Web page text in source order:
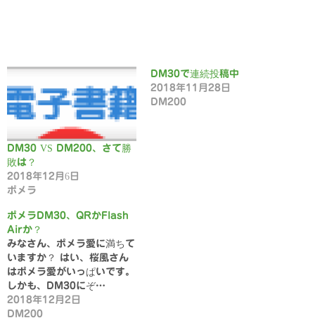
DM30 VS DM200、さて勝
敗は？
2018年12月6日
ポメラ
DM30で連続投稿中
2018年11月28日
DM200
ポメラDM30、QRかFlash
Airか？
みなさん、ポメラ愛に満ちて
いますか？ はい、桜風さん
はポメラ愛がいっぱいです。
しかも、DM30にぞ…
2018年12月2日
DM200